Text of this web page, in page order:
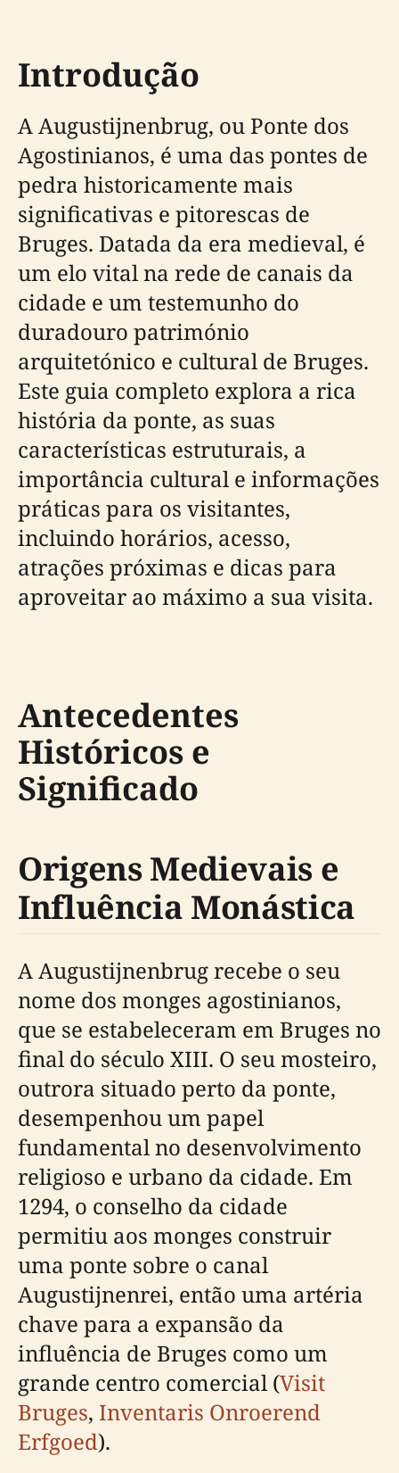
Introdução
A Augustijnenbrug, ou Ponte dos
Agostinianos, é uma das pontes de
pedra historicamente mais
significativas e pitorescas de
Bruges. Datada da era medieval, é
um elo vital na rede de canais da
cidade e um testemunho do
duradouro património
arquitetónico e cultural de Bruges.
Este guia completo explora a rica
história da ponte, as suas
características estruturais, a
importância cultural e informações
práticas para os visitantes,
incluindo horários, acesso,
atrações próximas e dicas para
aproveitar ao máximo a sua visita.
Antecedentes
Históricos e
Significado
Origens Medievais e
Influência Monástica
A Augustijnenbrug recebe o seu
nome dos monges agostinianos,
que se estabeleceram em Bruges no
final do século XIII. O seu mosteiro,
outrora situado perto da ponte,
desempenhou um papel
fundamental no desenvolvimento
religioso e urbano da cidade. Em
1294, o conselho da cidade
permitiu aos monges construir
uma ponte sobre o canal
Augustijnenrei, então uma artéria
chave para a expansão da
influência de Bruges como um
grande centro comercial (Visit
Bruges, Inventaris Onroerend
Erfgoed).